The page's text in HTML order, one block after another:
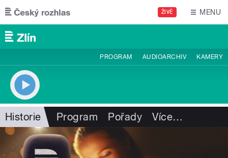
Přejít k hlavnímu obsahu
ŽIVĚ MENU
PROGRAM AUDIOARCHIV KAMERY
Historie Program Pořady Více…